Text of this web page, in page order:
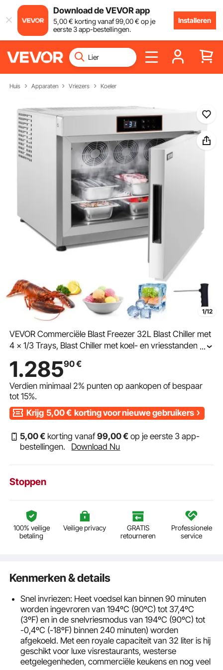
Download de VEVOR app
5,00€ korting vanaf99,00€ op je
eerste 3 app-bestellingen.
Installeren
Huis Apparaten Vriezers Koeler
1/12
VEVOR Commerciële Blast Freezer 32L Blast Chiller met
4 x 1/3 Trays, Blast Chiller met koel- en vriesstanden,
zeevruchten
...
1.28590€
Verdien minimaal2% punten op aankopen of bespaar
tot15%.
Krijg 5,00€ korting voor nieuwe gebruikers
5,00€ korting vanaf99,00€ op je eerste 3 app-
bestellingen.
Download Nu
Stoppen
100% veilige
betaling
Veilige privacy
GRATIS
retourneren
Professionele
service
Kenmerken & details
Snel invriezen: Heet voedsel kan binnen 90 minuten
worden ingevroren van 194ºC (90ºC) tot 37,4ºC
(3ºF) en in de snelvriesmodus van 194ºC (90ºC) tot
-0,4ºC (-18ºF) binnen 240 minuten) worden
afgekoeld. Met een royale capaciteit van 32 liter is hij
geschikt voor luxe visrestaurants, westerse
eetgelegenheden, commerciële keukens en nog veel